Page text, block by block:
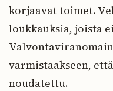
korjaavat toimet.
loukkauksia, joista
varmistaakseen,
noudatettu.